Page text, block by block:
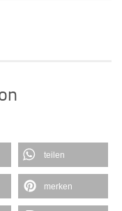
teilen
merken